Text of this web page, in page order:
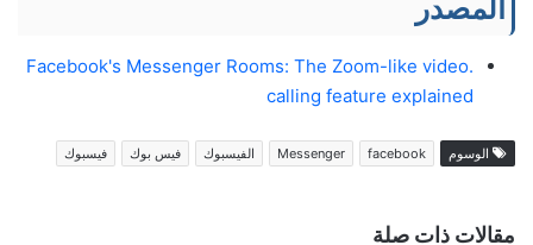
المصدر
.Facebook's Messenger Rooms: The Zoom-like video
calling feature explained
الوسوم facebook
Messenger الفيسبوك فيس بوك فيسبوك
مقالات ذات صلة